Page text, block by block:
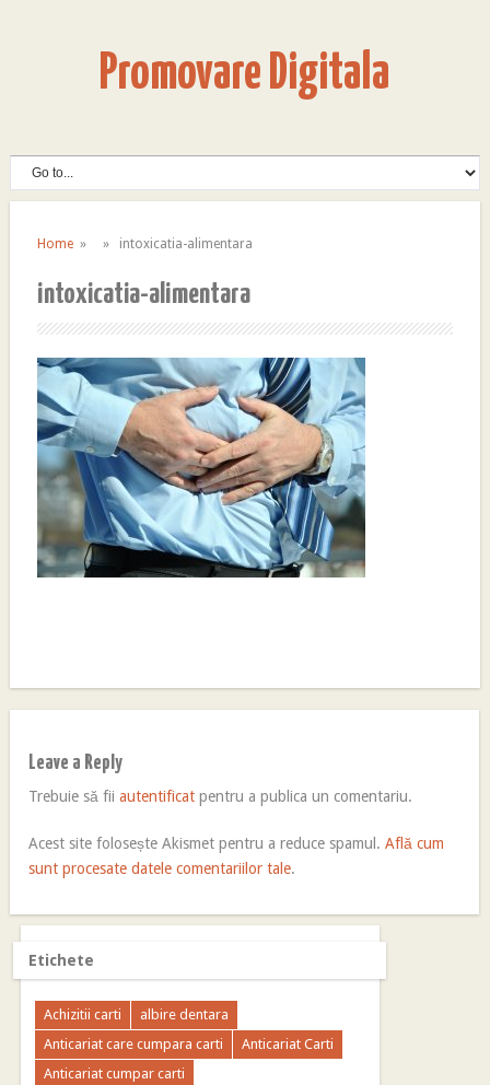
Promovare Digitala
Home» » intoxicatia-alimentara
intoxicatia-alimentara
Leave a Reply
Trebuie să fiiautentificat pentru a publica un comentariu.
Acest site folosește Akismet pentru a reduce spamul.Află cum
sunt procesate datele comentariilor tale.
Etichete
Achizitii carti
albire dentara
Anticariat care cumpara carti
Anticariat Carti
Anticariat cumpar carti